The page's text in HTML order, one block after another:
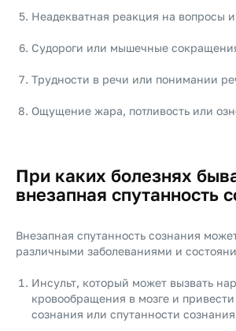
Неадекватная реакция на вопросы
Судороги или мышечные
Трудности в речи или понимании
Ощущение жара, потливость или
При каких болезнях
внезапная спутанность
Внезапная спутанность сознания
различными заболеваниями и
Инсульт, который может вызвать
кровообращения в мозге и
сознания или спутанности